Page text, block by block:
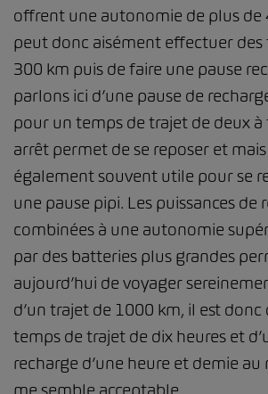
offrent une autonomie de plus de
peut donc aisément effectuer des
300 km puis de faire une pause
parlons ici d’une pause de
pour un temps de trajet de deux à
arrêt permet de se reposer et mais
également souvent utile pour se
une pause pipi. Les puissances de
combinées à une autonomie
par des batteries plus grandes
aujourd’hui de voyager
d’un trajet de 1000 km, il est donc
temps de trajet de dix heures et
recharge d’une heure et demie au